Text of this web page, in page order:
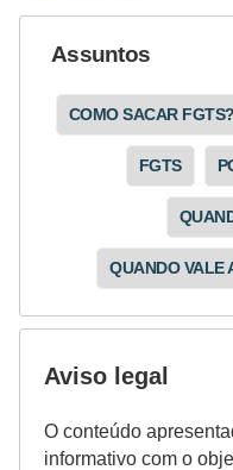
Assuntos
COMO SACAR FGTS?
FGTS
QUANDO VALE
Aviso legal
O conteúdo
informativo com o